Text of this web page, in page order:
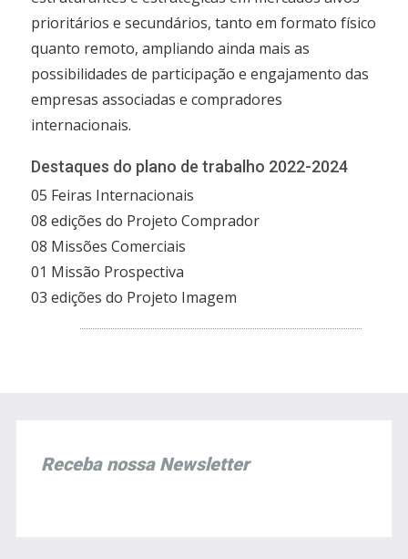
prioritários e secundários, tanto em formato físico
quanto remoto, ampliando ainda mais as
possibilidades de participação e engajamento das
empresas associadas e compradores
internacionais.
Destaques do plano de trabalho 2022-2024
05 Feiras Internacionais
08 edições do Projeto Comprador
08 Missões Comerciais
01 Missão Prospectiva
03 edições do Projeto Imagem
Receba nossa Newsletter